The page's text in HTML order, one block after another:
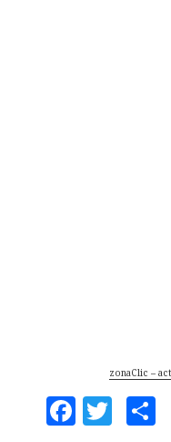
zonaClic –
F T